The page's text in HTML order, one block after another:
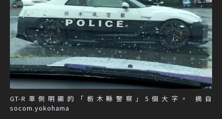
GT-R車側明顯的「栃木縣警察」5個大字。 摘自
socom.yokohama